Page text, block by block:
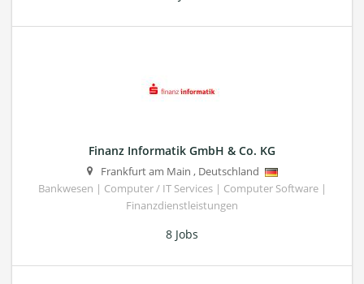
Finanz Informatik GmbH & Co. KG
Frankfurt am Main , Deutschland
Bankwesen | Computer / IT Services | Computer Software |
Finanzdienstleistungen
8 Jobs